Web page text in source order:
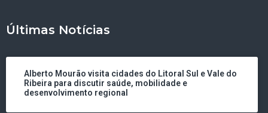
Últimas Notícias
Alberto Mourão visita cidades do Litoral Sul e Vale do
Ribeira para discutir saúde, mobilidade e
desenvolvimento regional